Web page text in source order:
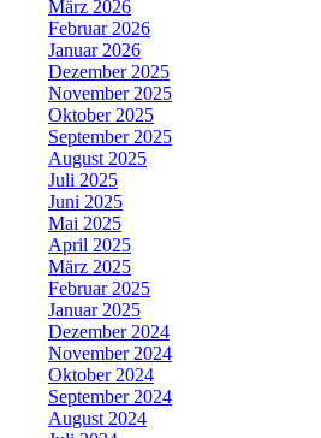
März 2026
Februar 2026
Januar 2026
Dezember 2025
November 2025
Oktober 2025
September 2025
August 2025
Juli 2025
Juni 2025
Mai 2025
April 2025
März 2025
Februar 2025
Januar 2025
Dezember 2024
November 2024
Oktober 2024
September 2024
August 2024